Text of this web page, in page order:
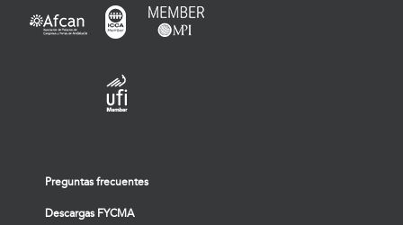
Preguntas frecuentes
Descargas FYCMA